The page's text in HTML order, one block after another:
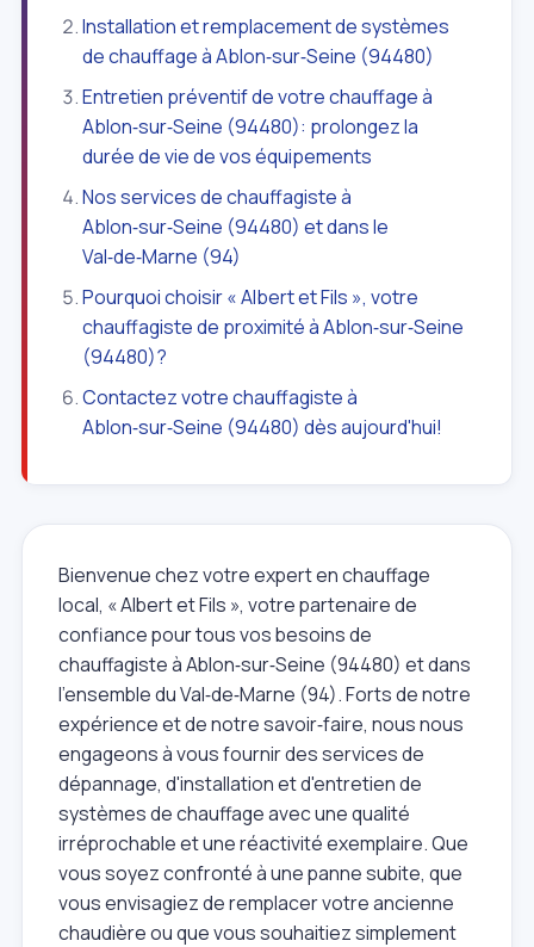
Installation et remplacement de systèmes
de chauffage à Ablon‑sur‑Seine (94480)
Entretien préventif de votre chauffage à
Ablon‑sur‑Seine (94480): prolongez la
durée de vie de vos équipements
Nos services de chauffagiste à
Ablon‑sur‑Seine (94480) et dans le
Val‑de‑Marne (94)
Pourquoi choisir « Albert et Fils », votre
chauffagiste de proximité à Ablon‑sur‑Seine
(94480)?
Contactez votre chauffagiste à
Ablon‑sur‑Seine (94480) dès aujourd'hui!
Bienvenue chez votre expert en chauffage
local, « Albert et Fils », votre partenaire de
confiance pour tous vos besoins de
chauffagiste à Ablon‑sur‑Seine (94480) et dans
l'ensemble du Val‑de‑Marne (94). Forts de notre
expérience et de notre savoir‑faire, nous nous
engageons à vous fournir des services de
dépannage, d'installation et d'entretien de
systèmes de chauffage avec une qualité
irréprochable et une réactivité exemplaire. Que
vous soyez confronté à une panne subite, que
vous envisagiez de remplacer votre ancienne
chaudière ou que vous souhaitiez simplement